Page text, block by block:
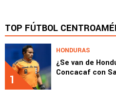
TOP FÚTBOL
1
HONDURAS
¿Se van de
Concacaf con